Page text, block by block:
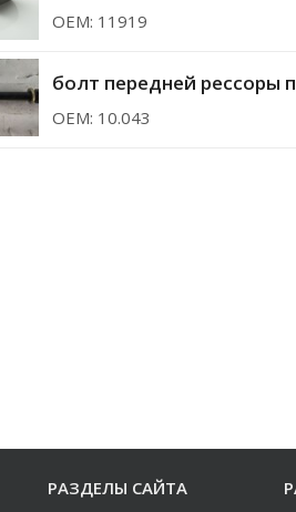
ОЕМ: 11919
болт передней рессоры
ОЕМ: 10.043
РАЗДЕЛЫ САЙТА